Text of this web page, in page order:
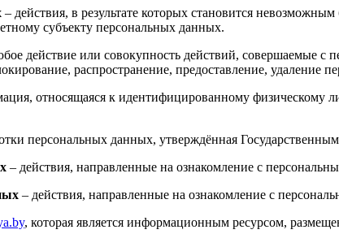
– действия, в результате которых становится
субъекту персональных данных.
действие или совокупность действий, совершаемые
распространение, предоставление, удаление
относящаяся к идентифицированному
персональных данных, утверждённая
– действия, направленные на ознакомление с
– действия, направленные на ознакомление с
, которая является информационным ресурсом,